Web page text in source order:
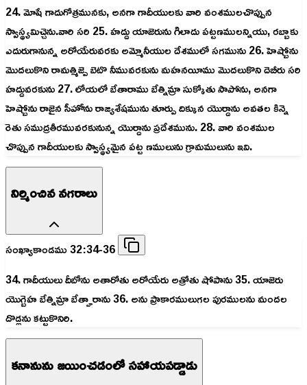
24. మోషే గాదుగోత్రమునకు, అనగా గాదీయులకు వారి వంశములచొప్పున
స్వాస్థ్యమిచ్చెను.వారి సరి 25. హద్దు యాజెరును గిలాదు పట్టణములన్నియు, రబ్బాకు
ఎదురుగానున్న అరోయేరువరకు అమ్మోనీయుల దేశములో సగమును 26. హెష్బోను
మొదలుకొని రామత్మిజ్పె బెటొ నీమువరకును మహనయీము మొదలుకొని దెబీరు సరి
హద్దువరకును 27. లోయలో బేతారాము బేత్నిమ్రా సుక్కోతు సాపోను, అనగా
హెష్బోను రాజైన సీహోను రాజ్యశేషమును తూర్పు దిక్కున యొర్దాను అవతల కిన్నె
రెతు సముద్రతీరమువరకునున్న యొర్దాను ప్రదేశమును. 28. వారి వంశముల
చొప్పున గాదీయులకు స్వాస్థ్యమైన పట్ట ణములును గ్రామములును ఇవి.
నిర్మించిన నగరాలు
సంఖ్యాకాండము 32:34-36
34. గాదీయులు దీబోను అతారోతు అరోయేరు అత్రోతు షోపాను 35. యాజెరు
యొగ్బెహ బేత్నిమ్రా బేత్హారాను 36. అను ప్రాకారములుగల పురములను మందల
దొడ్లను కట్టుకొనిరి.
కనానును జయించడంలో సహాయపడ్డాడు